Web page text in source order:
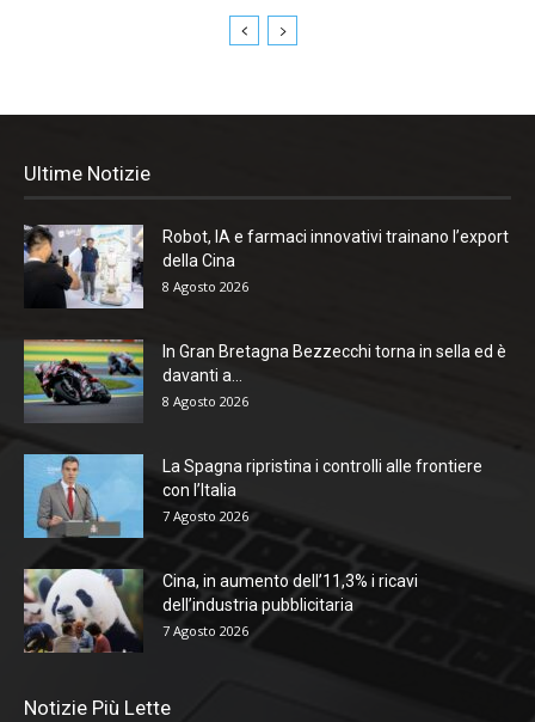
Ultime Notizie
Robot, IA e farmaci innovativi trainano l’export
della Cina
8 Agosto 2026
In Gran Bretagna Bezzecchi torna in sella ed è
davanti a...
8 Agosto 2026
La Spagna ripristina i controlli alle frontiere
con l’Italia
7 Agosto 2026
Cina, in aumento dell’11,3% i ricavi
dell’industria pubblicitaria
7 Agosto 2026
Notizie Più Lette